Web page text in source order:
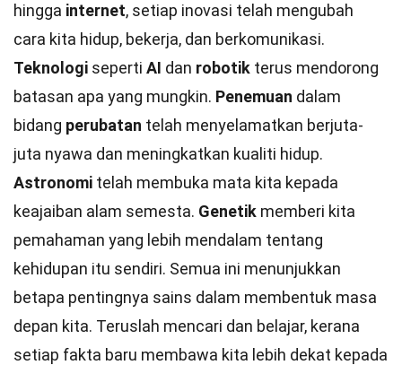
hingga internet, setiap inovasi telah mengubah
cara kita hidup, bekerja, dan berkomunikasi.
Teknologi seperti AI dan robotik terus mendorong
batasan apa yang mungkin. Penemuan dalam
bidang perubatan telah menyelamatkan berjuta-
juta nyawa dan meningkatkan kualiti hidup.
Astronomi telah membuka mata kita kepada
keajaiban alam semesta. Genetik memberi kita
pemahaman yang lebih mendalam tentang
kehidupan itu sendiri. Semua ini menunjukkan
betapa pentingnya sains dalam membentuk masa
depan kita. Teruslah mencari dan belajar, kerana
setiap fakta baru membawa kita lebih dekat kepada